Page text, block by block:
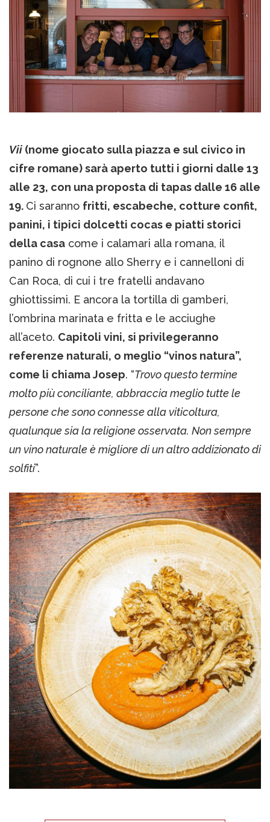
Vii (nome giocato sulla piazza e sul civico in
cifre romane) sarà aperto tutti i giorni dalle 13
alle 23, con una proposta di tapas dalle 16 alle
19. Ci saranno fritti, escabeche, cotture confit,
panini, i tipici dolcetti cocas e piatti storici
della casa come i calamari alla romana, il
panino di rognone allo Sherry e i cannelloni di
Can Roca, di cui i tre fratelli andavano
ghiottissimi. E ancora la tortilla di gamberi,
l’ombrina marinata e fritta e le acciughe
all’aceto. Capitoli vini, si privilegeranno
referenze naturali, o meglio “vinos natura”,
come li chiama Josep. “Trovo questo termine
molto più conciliante, abbraccia meglio tutte le
persone che sono connesse alla viticoltura,
qualunque sia la religione osservata. Non sempre
un vino naturale è migliore di un altro addizionato di
solfiti”.